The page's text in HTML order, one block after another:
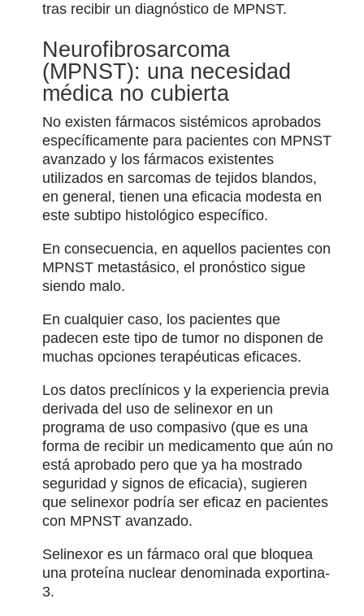
tras recibir un diagnóstico de MPNST.
Neurofibrosarcoma
(MPNST): una necesidad
médica no cubierta
No existen fármacos sistémicos aprobados
específicamente para pacientes con MPNST
avanzado y los fármacos existentes
utilizados en sarcomas de tejidos blandos,
en general, tienen una eficacia modesta en
este subtipo histológico específico.
En consecuencia, en aquellos pacientes con
MPNST metastásico, el pronóstico sigue
siendo malo.
En cualquier caso, los pacientes que
padecen este tipo de tumor no disponen de
muchas opciones terapéuticas eficaces.
Los datos preclínicos y la experiencia previa
derivada del uso de selinexor en un
programa de uso compasivo (que es una
forma de recibir un medicamento que aún no
está aprobado pero que ya ha mostrado
seguridad y signos de eficacia), sugieren
que selinexor podría ser eficaz en pacientes
con MPNST avanzado.
Selinexor es un fármaco oral que bloquea
una proteína nuclear denominada exportina-
3.